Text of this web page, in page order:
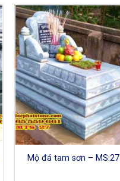
Mộ đá tam sơn – MS:27